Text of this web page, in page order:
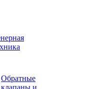
Обратные
клапаны и